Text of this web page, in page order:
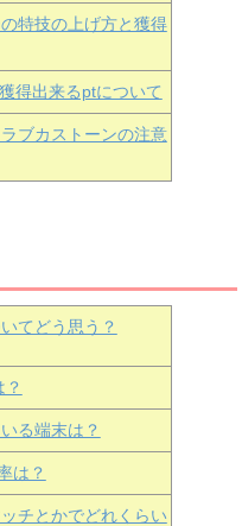
特技の上げ方と獲得
得出来るptについて
ブカストーンの注意
てどう思う？
る端末は？
は？
チとかでどれくらい